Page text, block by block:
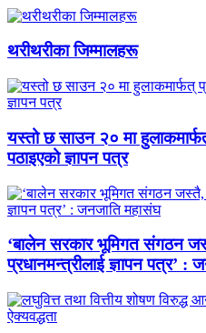
थरीथरीका जिम्मालहरू
यस्तो छ साउन २० मा
पठाइएको ज्ञापन पत्र
‘बालेन सरकार भूमिगत संगठन
प्रधानमन्त्रीलाई ज्ञापन पत्र’ :